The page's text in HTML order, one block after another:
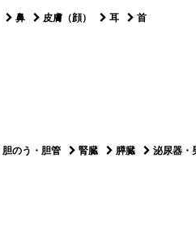
鼻 皮膚（顔） 耳 首
胆のう・胆管 腎臓 膵臓 泌尿器・